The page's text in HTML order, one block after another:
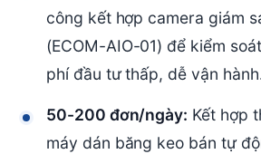
công kết hợp camera giám
(ECOM-AIO-01) để kiểm
phí đầu tư thấp, dễ vận
50-200 đơn/ngày: Kết hợp
máy dán băng keo bán tự